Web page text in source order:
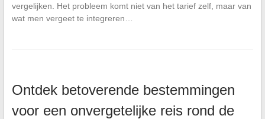
vergelijken. Het probleem komt niet van het tarief zelf, maar van
wat men vergeet te integreren…
Ontdek betoverende bestemmingen
voor een onvergetelijke reis rond de